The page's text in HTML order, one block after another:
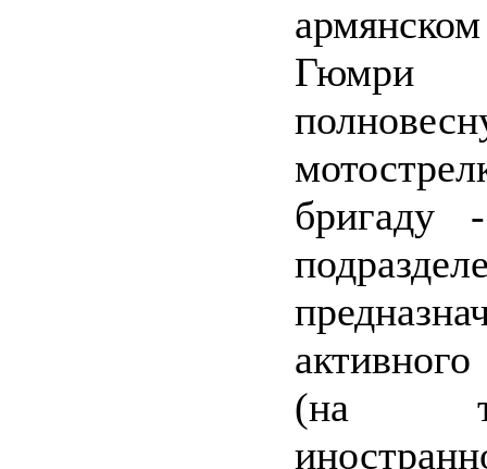
бригаду
(на